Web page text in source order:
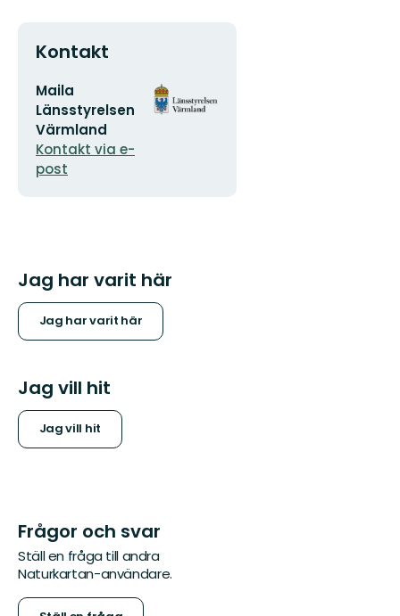
Kontakt
E-
postadress
Maila
Länsstyrelsen
Värmland
Kontakt via e-
post
Organisationens
logotyp
Jag har varit här
Jag har varit här
Jag vill hit
Jag vill hit
Frågor och svar
Ställ en fråga till andra
Naturkartan-användare.